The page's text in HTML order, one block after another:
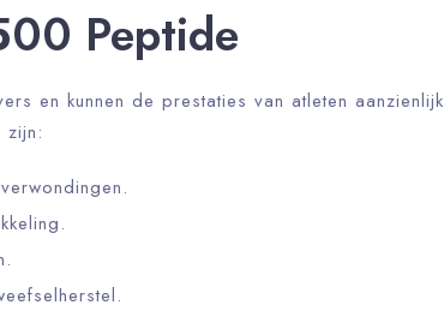
Peptide
en kunnen de prestaties van atleten aanzienlijk
zijn: